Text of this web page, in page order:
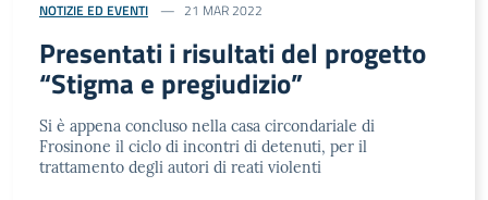
NOTIZIE ED EVENTI 21 MAR 2022
Presentati i risultati del progetto
“Stigma e pregiudizio”
Si è appena concluso nella casa circondariale di
Frosinone il ciclo di incontri di detenuti, per il
trattamento degli autori di reati violenti